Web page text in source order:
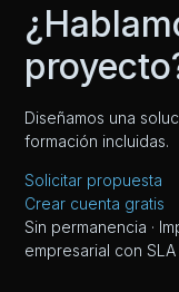
Diseñamos una
formación incluidas.
Solicitar propuesta
Crear cuenta gratis
Sin permanencia ·
empresarial con SLA